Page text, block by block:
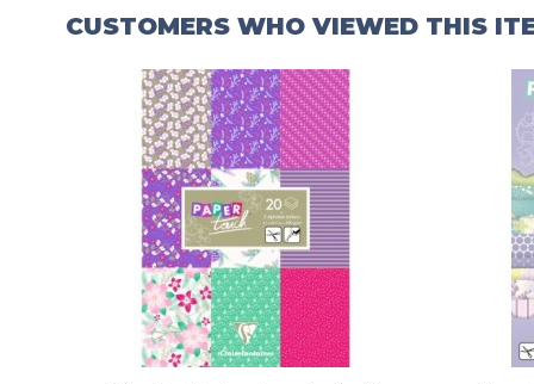
CUSTOMERS WHO VIEWED THIS